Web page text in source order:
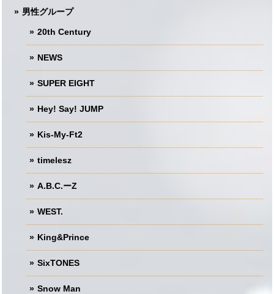
男性グループ
20th Century
NEWS
SUPER EIGHT
Hey! Say! JUMP
Kis-My-Ft2
timelesz
A.B.C.ーZ
WEST.
King&Prince
SixTONES
Snow Man